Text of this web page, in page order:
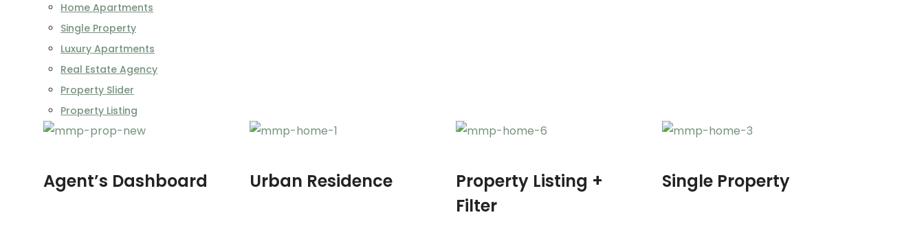
Home Apartments
Single Property
Luxury Apartments
Real Estate Agency
Property Slider
Property Listing
Agent’s Dashboard Urban Residence
Property Listing +
Filter
Single Property